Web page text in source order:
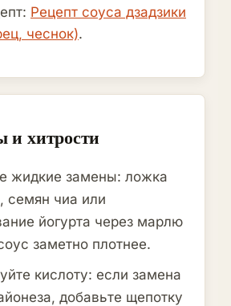
Рецепт соуса дзадзики
чеснок).
и хитрости
жидкие замены: ложка
семян чиа или
йогурта через марлю
заметно плотнее.
кислоту: если замена
добавьте щепотку